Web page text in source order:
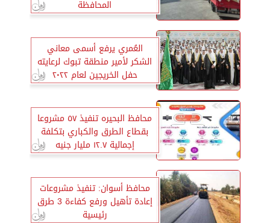
المحافظة
العُمري يرفع أسمى معاني
الشكر لأمير منطقة تبوك لرعايته
حفل الخريجين لعام ٢٠٢٢
محافظ البحيره تنفيذ ٥٧ مشروعا
بقطاع الطرق والكباري بتكلفة
إجمالية ١٢.٧ مليار جنيه
محافظ أسوان: تنفيذ مشروعات
إعادة تأهيل ورفع كفاءة 3 طرق
رئيسية